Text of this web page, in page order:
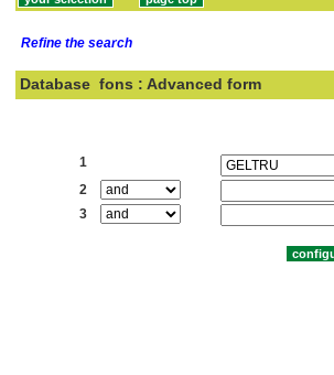
Refine the search
Database fons : Advanced form
1
2
3